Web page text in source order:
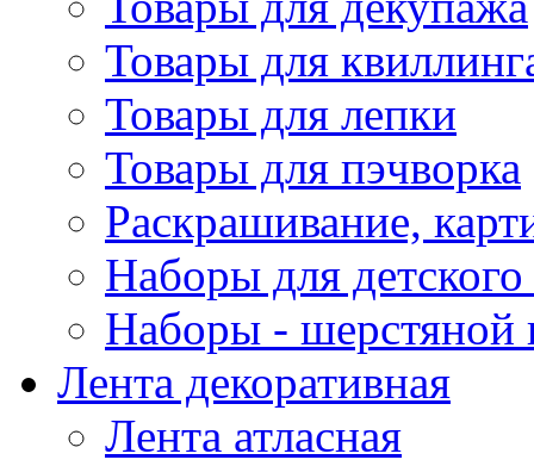
Товары для
Товары для лепки
Товары для пэчворка
Раскрашивание,
Наборы для
Наборы - шерстяной
Лента декоративная
Лента атласная